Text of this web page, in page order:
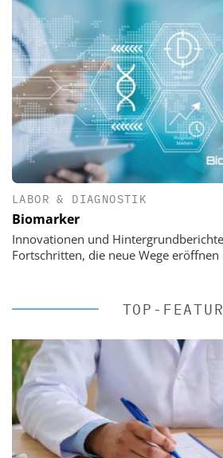
LABOR & DIAGNOSTIK
Biomarker
Innovationen und
Fortschritten, die neue Wege eröffnen
TOP-